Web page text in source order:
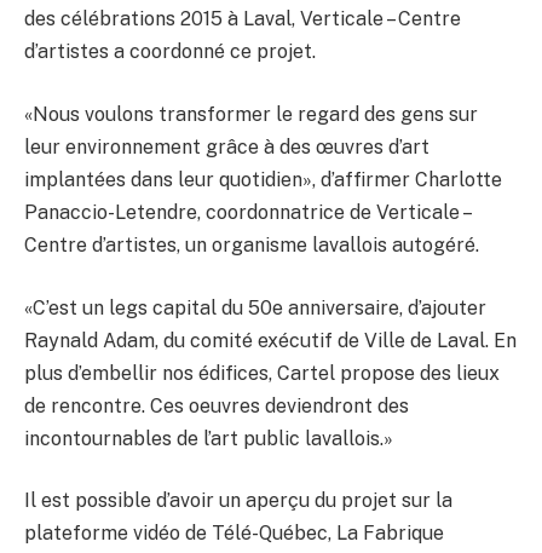
des célébrations 2015 à Laval, Verticale – Centre
d’artistes a coordonné ce projet.
«Nous voulons transformer le regard des gens sur
leur environnement grâce à des œuvres d’art
implantées dans leur quotidien», d’affirmer Charlotte
Panaccio-Letendre, coordonnatrice de Verticale –
Centre d’artistes, un organisme lavallois autogéré.
«C’est un legs capital du 50e anniversaire, d’ajouter
Raynald Adam, du comité exécutif de Ville de Laval. En
plus d’embellir nos édifices, Cartel propose des lieux
de rencontre. Ces oeuvres deviendront des
incontournables de l’art public lavallois.»
Il est possible d’avoir un aperçu du projet sur la
plateforme vidéo de Télé-Québec, La Fabrique